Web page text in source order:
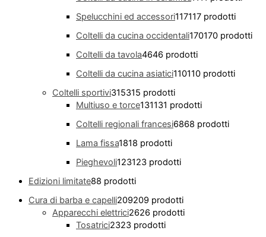
Spelucchini ed accessori117117 prodotti
Coltelli da cucina occidentali170170 prodotti
Coltelli da tavola4646 prodotti
Coltelli da cucina asiatici110110 prodotti
Coltelli sportivi315315 prodotti
Multiuso e torce131131 prodotti
Coltelli regionali francesi6868 prodotti
Lama fissa1818 prodotti
Pieghevoli123123 prodotti
Edizioni limitate88 prodotti
Cura di barba e capelli209209 prodotti
Apparecchi elettrici2626 prodotti
Tosatrici2323 prodotti